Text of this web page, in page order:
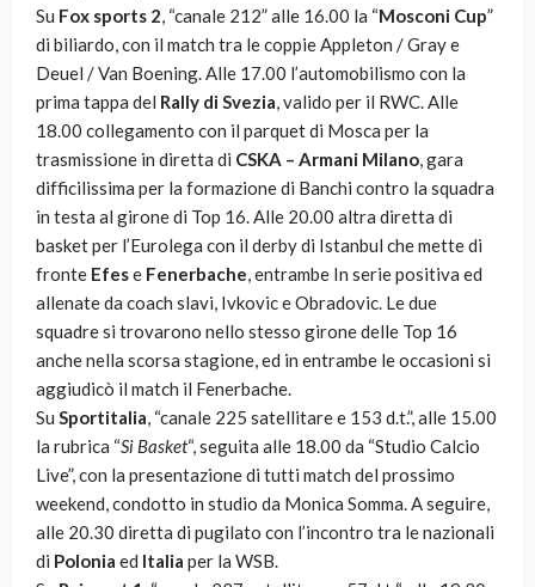
Su Fox sports 2, “canale 212” alle 16.00 la “Mosconi Cup”
di biliardo, con il match tra le coppie Appleton / Gray e
Deuel / Van Boening. Alle 17.00 l’automobilismo con la
prima tappa del Rally di Svezia, valido per il RWC. Alle
18.00 collegamento con il parquet di Mosca per la
trasmissione in diretta di CSKA – Armani Milano, gara
difficilissima per la formazione di Banchi contro la squadra
in testa al girone di Top 16. Alle 20.00 altra diretta di
basket per l’Eurolega con il derby di Istanbul che mette di
fronte Efese Fenerbache, entrambe In serie positiva ed
allenate da coach slavi, Ivkovic e Obradovic. Le due
squadre si trovarono nello stesso girone delle Top 16
anche nella scorsa stagione, ed in entrambe le occasioni si
aggiudicò il match il Fenerbache.
Su Sportitalia, “canale 225 satellitare e 153 d.t.”, alle 15.00
la rubrica “Si Basket“, seguita alle 18.00 da “Studio Calcio
Live”, con la presentazione di tutti match del prossimo
weekend, condotto in studio da Monica Somma. A seguire,
alle 20.30 diretta di pugilato con l’incontro tra le nazionali
di Polonia ed Italia per la WSB.